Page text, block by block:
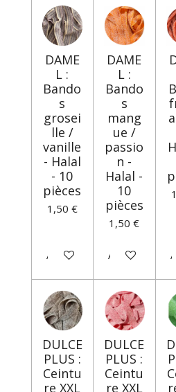
DAME
L :
Bando
s
grosei
lle /
vanille
- Halal
- 10
pièces
1,50 €
Ajouter au panier
DAME
L :
Bando
s
mang
ue /
passio
n -
Halal -
10
pièces
1,50 €
Ajouter au
DULCE
PLUS :
Ceintu
re XXL
DULCE
PLUS :
Ceintu
re XXL